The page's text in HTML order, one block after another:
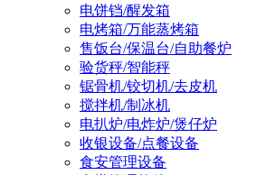
电饼铛/醒发箱
电烤箱/万能蒸烤箱
售饭台/保温台/自助餐炉
验货秤/智能秤
锯骨机/铰切机/去皮机
搅拌机/制冰机
电扒炉/电炸炉/煲仔炉
收银设备/点餐设备
食安管理设备